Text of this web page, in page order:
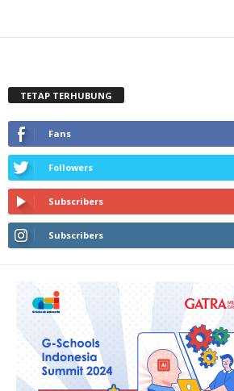
TETAP TERHUBUNG
Fans
Followers
Subscribers
Subscribers